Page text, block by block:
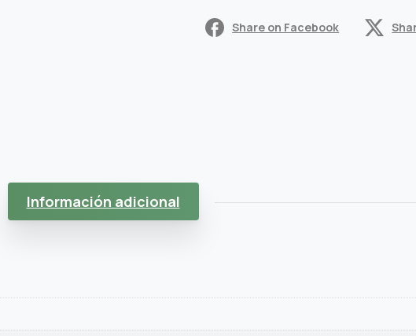
Share on Facebook
Información adicional